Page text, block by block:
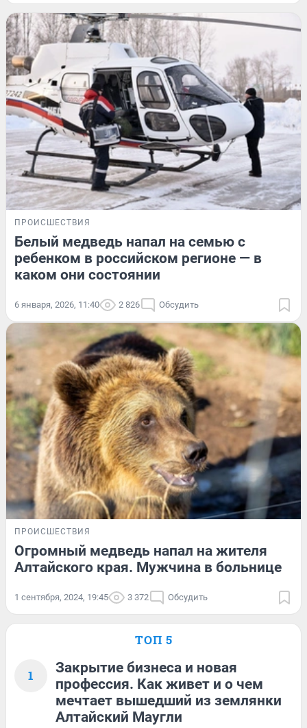
ПРОИСШЕСТВИЯ
Белый медведь напал на семью с
ребенком в российском регионе — в
каком они состоянии
6 января, 2026, 11:40 2 826 Обсудить
ПРОИСШЕСТВИЯ
Огромный медведь напал на жителя
Алтайского края. Мужчина в больнице
1 сентября, 2024, 19:45 3 372 Обсудить
ТОП 5
1
Закрытие бизнеса и новая
профессия. Как живет и о чем
мечтает вышедший из землянки
Алтайский Маугли